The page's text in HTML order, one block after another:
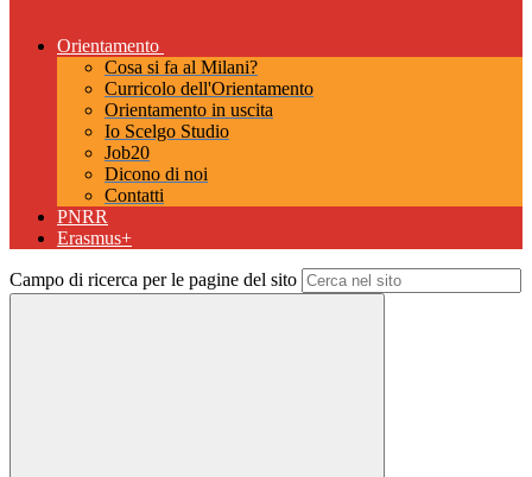
Orientamento
Cosa si fa al Milani?
Curricolo dell'Orientamento
Orientamento in uscita
Io Scelgo Studio
Job20
Dicono di noi
Contatti
PNRR
Erasmus+
Campo di ricerca per le pagine del sito